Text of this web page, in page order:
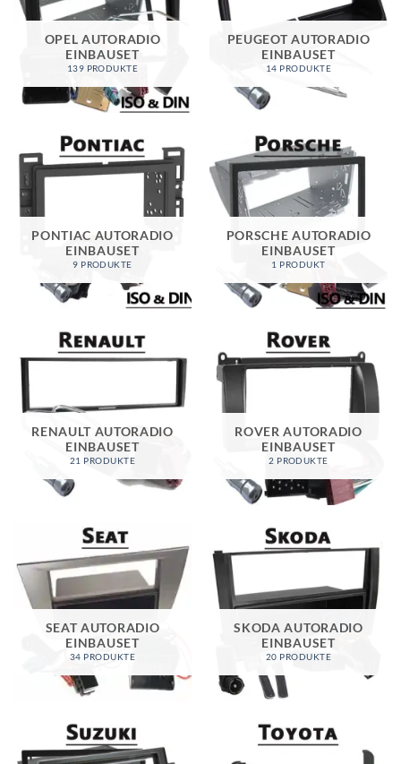
OPEL AUTORADIO
EINBAUSET
139 PRODUKTE
PEUGEOT AUTORADIO
EINBAUSET
14 PRODUKTE
PONTIAC AUTORADIO
EINBAUSET
9 PRODUKTE
PORSCHE AUTORADIO
EINBAUSET
1 PRODUKT
RENAULT AUTORADIO
EINBAUSET
21 PRODUKTE
ROVER AUTORADIO
EINBAUSET
2 PRODUKTE
SEAT AUTORADIO
EINBAUSET
34 PRODUKTE
SKODA AUTORADIO
EINBAUSET
20 PRODUKTE